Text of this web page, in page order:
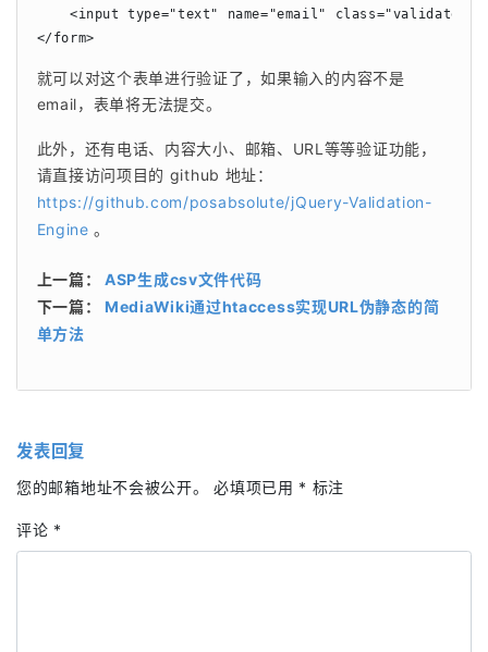
<input type="text" name="email"
</form>
就可以对这个表单进行验证了，如果输入的内容不是
email，表单将无法提交。
此外，还有电话、内容大小、邮箱、URL等等验证功能，
请直接访问项目的 github 地址：
https://github.com/posabsolute/jQuery-Validation-
Engine 。
上一篇： ASP生成csv文件代码
下一篇： MediaWiki通过htaccess实现URL伪静态的简
单方法
发表回复
您的邮箱地址不会被公开。 必填项已用 * 标注
评论 *